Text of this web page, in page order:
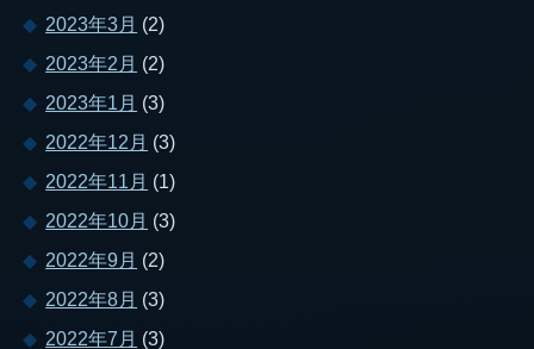
2023年3月 (2)
2023年2月 (2)
2023年1月 (3)
2022年12月 (3)
2022年11月 (1)
2022年10月 (3)
2022年9月 (2)
2022年8月 (3)
2022年7月 (3)